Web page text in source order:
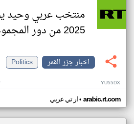
منتخب عربي وحيد
2025 من دور المجموعات
اخبار جزر القمر
Politics
YU55DX
ار تي عربي• arabic.rt.com